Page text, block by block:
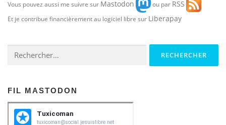
Vous pouvez aussi me suivre sur Mastodon ou par RSS
Et je contribue financièrement au logiciel libre sur Liberapay
FIL MASTODON